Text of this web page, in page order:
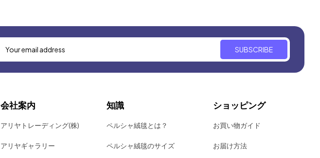
SUBSCRIBE
会社案内
アリヤトレーディング(株)
アリヤギャラリー
知識
ペルシャ絨毯とは？
ペルシャ絨毯のサイズ
ショッピング
お買い物ガイド
お届け方法